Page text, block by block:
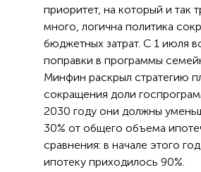
приоритет, на который и так
много, логична политика
бюджетных затрат. С 1 июля
поправки в программы
Минфин раскрыл стратегию
сокращения доли
2030 году они должны
30% от общего объема
сравнения: в начале этого
ипотеку приходилось 90%.